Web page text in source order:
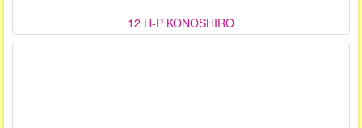
12 H-P KONOSHIRO